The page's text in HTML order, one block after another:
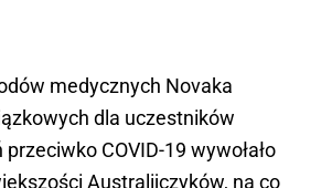
medycznych Novaka
dla uczestników
COVID-19 wywołało
Australijczyków, na co